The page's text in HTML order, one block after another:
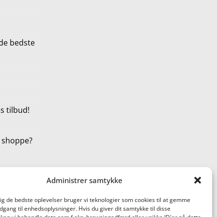
Administrer samtykke
de bedste oplevelser bruger vi teknologier som cookies til at gemme
til enhedsoplysninger. Hvis du giver dit samtykke til disse
bedste
tilbud!